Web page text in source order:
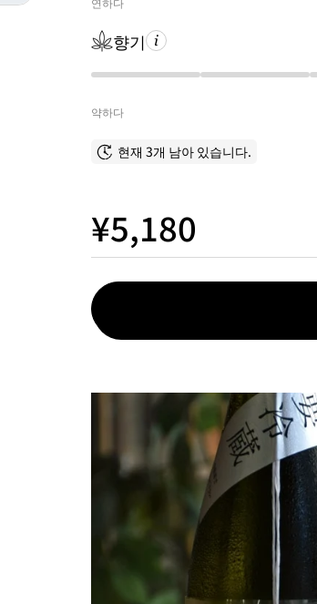
향기
약하다
현재 3개 남아 있습니다.
¥5,180